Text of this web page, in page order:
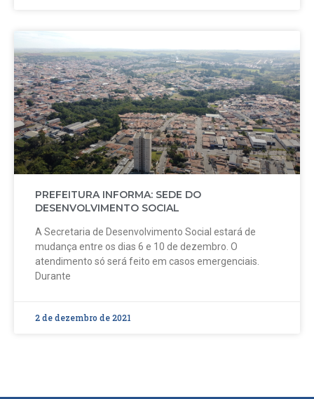
PREFEITURA INFORMA: SEDE DO
DESENVOLVIMENTO SOCIAL
A Secretaria de Desenvolvimento Social estará de
mudança entre os dias 6 e 10 de dezembro. O
atendimento só será feito em casos emergenciais.
Durante
2 de dezembro de 2021